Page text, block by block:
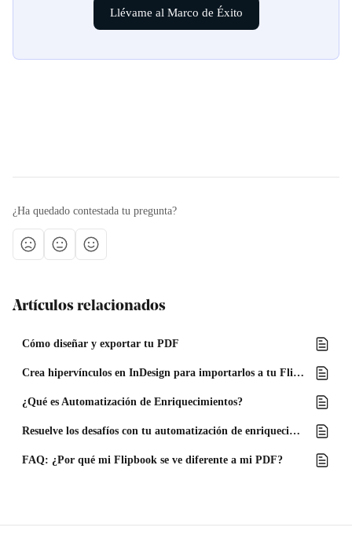
Llévame al Marco de Éxito
¿Ha quedado contestada tu pregunta?
Artículos relacionados
Cómo diseñar y exportar tu PDF
Crea hipervínculos en InDesign para importarlos a tu Flipbook
¿Qué es Automatización de Enriquecimientos?
Resuelve los desafíos con tu automatización de enriquecimientos
FAQ: ¿Por qué mi Flipbook se ve diferente a mi PDF?